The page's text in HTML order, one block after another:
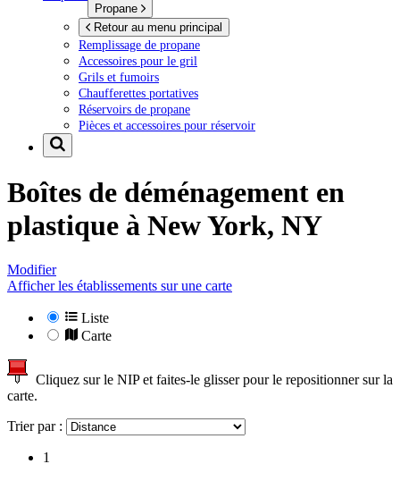
Propane
Retour au menu principal
Remplissage de propane
Accessoires pour le gril
Grils et fumoirs
Chaufferettes portatives
Réservoirs de propane
Pièces et accessoires pour réservoir
Boîtes de déménagement en
plastique à New York, NY
Modifier
Afficher les établissements sur une carte
Liste
Carte
Cliquez sur le NIP et faites-le glisser pour le repositionner sur la
carte.
Trier par :
1